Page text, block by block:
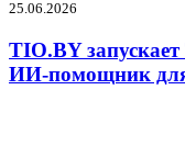
25.06.2026
TIO.BY
ИИ-помощник для